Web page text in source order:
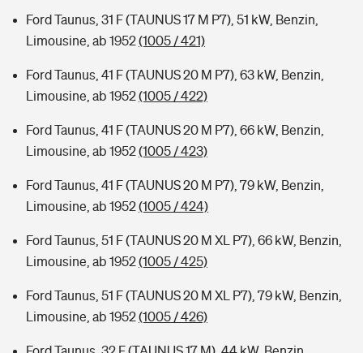
Ford Taunus, 31 F (TAUNUS 17 M P7), 51 kW, Benzin,
Limousine, ab 1952(1005 / 421)
Ford Taunus, 41 F (TAUNUS 20 M P7), 63 kW, Benzin,
Limousine, ab 1952(1005 / 422)
Ford Taunus, 41 F (TAUNUS 20 M P7), 66 kW, Benzin,
Limousine, ab 1952(1005 / 423)
Ford Taunus, 41 F (TAUNUS 20 M P7), 79 kW, Benzin,
Limousine, ab 1952(1005 / 424)
Ford Taunus, 51 F (TAUNUS 20 M XL P7), 66 kW, Benzin,
Limousine, ab 1952(1005 / 425)
Ford Taunus, 51 F (TAUNUS 20 M XL P7), 79 kW, Benzin,
Limousine, ab 1952(1005 / 426)